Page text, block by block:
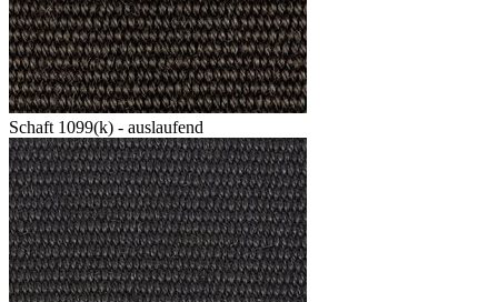
Schaft 1099(k) - auslaufend